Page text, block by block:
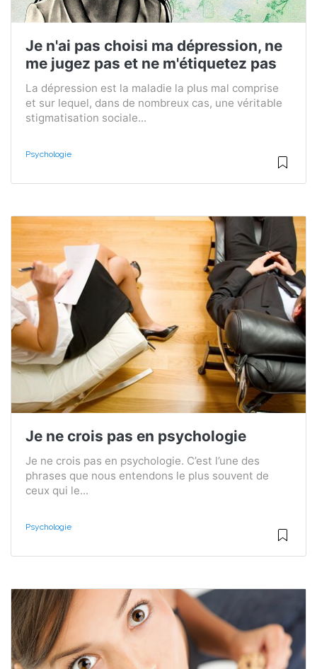
Je n'ai pas choisi ma dépression, ne
me jugez pas et ne m'étiquetez pas
La dépression est la maladie la plus mal comprise
et sur lequel, dans de nombreux cas, une véritable
stigmatisation sociale...
Psychologie
Je ne crois pas en psychologie
Je ne crois pas en psychologie. C’est l’une des
phrases que nous entendons le plus souvent de
ceux qui le...
Psychologie